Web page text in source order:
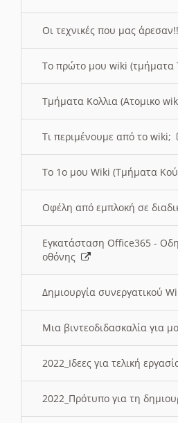
Οι τεχνικές που μας άρεσαν!!
Το πρώτο μου wiki (τμήματα
Τμήματα Κολλια (Ατομικο
Τι περιμένουμε από το wiki;
Το 1ο μου Wiki (Τμήματα
Οφέλη από εμπλοκή σε
Εγκατάσταση Office365 -
οθόνης
Δημιουργία συνεργατικού
Μια βιντεοδιδασκαλία για
2022_Ιδεες για τελική
2022_Πρότυπο για τη